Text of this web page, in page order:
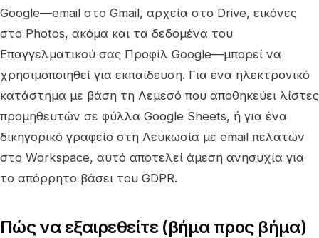
Google—email στο Gmail, αρχεία στο Drive, εικόνες
στο Photos, ακόμα και τα δεδομένα του
Επαγγελματικού σας Προφίλ Google—μπορεί να
χρησιμοποιηθεί για εκπαίδευση. Για ένα ηλεκτρονικό
κατάστημα με βάση τη Λεμεσό που αποθηκεύει λίστες
προμηθευτών σε φύλλα Google Sheets, ή για ένα
δικηγορικό γραφείο στη Λευκωσία με email πελατών
στο Workspace, αυτό αποτελεί άμεση ανησυχία για
το απόρρητο βάσει του GDPR.
Πώς να εξαιρεθείτε (βήμα προς βήμα)